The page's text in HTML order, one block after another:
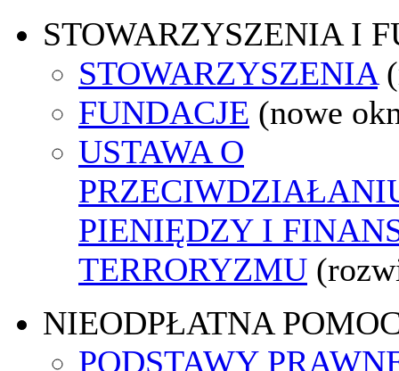
STOWARZYSZENIA I
STOWARZYSZENIA
FUNDACJE (nowe
USTAWA O
PIENIĘDZY I
TERRORYZMU
NIEODPŁATNA
PODSTAWY